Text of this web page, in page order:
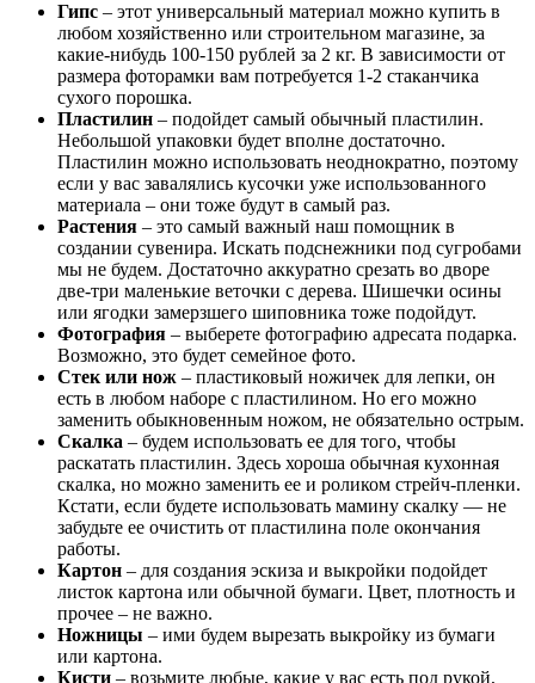
Гипс – этот универсальный материал можно купить в
любом хозяйственно или строительном магазине, за
какие-нибудь 100-150 рублей за 2 кг. В зависимости от
размера фоторамки вам потребуется 1-2 стаканчика
сухого порошка.
Пластилин – подойдет самый обычный пластилин.
Небольшой упаковки будет вполне достаточно.
Пластилин можно использовать неоднократно, поэтому
если у вас завалялись кусочки уже использованного
материала – они тоже будут в самый раз.
Растения – это самый важный наш помощник в
создании сувенира. Искать подснежники под сугробами
мы не будем. Достаточно аккуратно срезать во дворе
две-три маленькие веточки с дерева. Шишечки осины
или ягодки замерзшего шиповника тоже подойдут.
Фотография – выберете фотографию адресата подарка.
Возможно, это будет семейное фото.
Стек или нож – пластиковый ножичек для лепки, он
есть в любом наборе с пластилином. Но его можно
заменить обыкновенным ножом, не обязательно острым.
Скалка – будем использовать ее для того, чтобы
раскатать пластилин. Здесь хороша обычная кухонная
скалка, но можно заменить ее и роликом стрейч-пленки.
Кстати, если будете использовать мамину скалку — не
забудьте ее очистить от пластилина поле окончания
работы.
Картон – для создания эскиза и выкройки подойдет
листок картона или обычной бумаги. Цвет, плотность и
прочее – не важно.
Ножницы – ими будем вырезать выкройку из бумаги
или картона.
Кисти – возьмите любые, какие у вас есть под рукой,